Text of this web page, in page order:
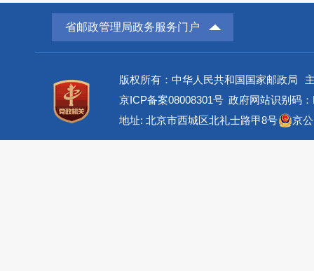
省邮政管理局政务服务门户
版权所有：中华人民共和国国家邮政局
京ICP备案08008301号 政府网站识别码
地址: 北京市西城区北礼士路甲8号
京